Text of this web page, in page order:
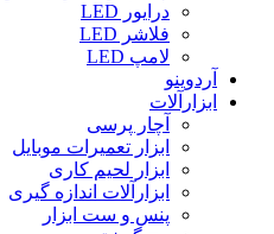
درایور LED
فلاشر LED
لامپ LED
آردوینو
ابزارآلات
آچار پرسی
ابزار تعمیرات موبایل
ابزار لحیم کاری
ابزارآلات اندازه گیری
پنس و ست ابزار